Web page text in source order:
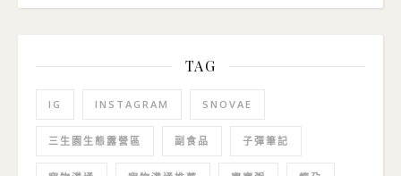
TAG
IG INSTAGRAM SNOVAE
三生園生態露營區 副食品 子彈筆記